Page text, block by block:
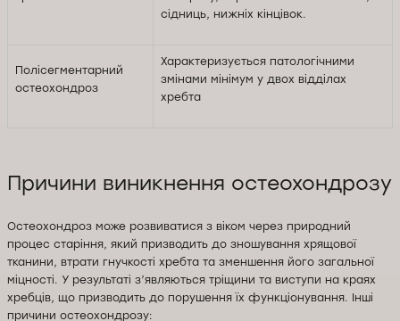
сідниць, нижніх кінцівок.
Полісегментарний
остеохондроз
Характеризується патологічними
змінами мінімум у двох відділах
хребта
Причини виникнення остеохондрозу
Остеохондроз може розвиватися з віком через природний
процес старіння, який призводить до зношування хрящової
тканини, втрати гнучкості хребта та зменшення його загальної
міцності. У результаті з’являються тріщини та виступи на краях
хребців, що призводить до порушення їх функціонування. Інші
причини остеохондрозу: